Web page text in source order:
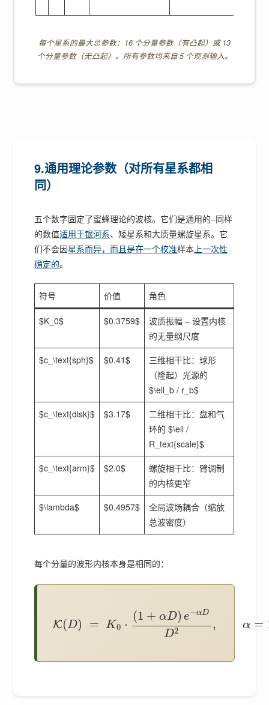
每个星系的最大总参数：16 个分量参数（有凸起）或 13
个分量参数（无凸起）。所有参数均来自 5 个观测输入。
9.通用理论参数（对所有星系都相
同）
五个数字固定了蜜蜂理论的波核。它们是通用的–同样
的数值适用于银河系、矮星系和大质量螺旋星系。它
们不会因星系而异，而且是在一个校准样本 上一次性
确定的。
符号 价值 角色
$K_0$ $0.3759$
波质振幅 – 设置内核
的无量纲尺度
$c_\text{sph}$
$0.41$
三维相干比：球形
（隆起）光源的
$\ell_b / r_b$
$c_\text{disk}$
$3.17$
二维相干比：盘和气
环的 $\ell /
R_text{scale}$
$c_\text{arm}$
$2.0$
螺旋相干比：臂调制
的内核更窄
$\lambda$
$0.4957$
全局波场耦合（缩放
总波密度）
每个分量的波形内核本身是相同的：
K(D) = K0 ⋅
(1 + αD) e−αD
D2 , α =